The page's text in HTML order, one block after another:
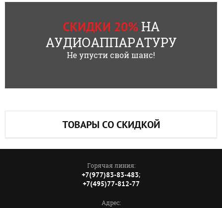
СКИДКИ 20%НА
АУДИОАППАРАТУРУ
Не упусти свой шанс!
ТОВАРЫ СО СКИДКОЙ
Горячая линия:
+7(977)83-83-483;
+7(495)77-812-77
Адрес: